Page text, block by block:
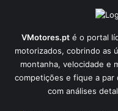
VMotores.pt é o portal
motorizados, cobrindo as
montanha, velocidade e
competições e fique a par
com análises